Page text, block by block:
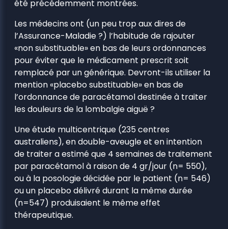
été précédemment montrées.
Les médecins ont (un peu trop aux dires de
l’Assurance-Maladie ?) l’habitude de rajouter
«non substituable» en bas de leurs ordonnances
pour éviter que le médicament prescrit soit
remplacé par un générique. Devront-ils utiliser la
mention «placebo substituable» en bas de
l’ordonnance de paracétamol destinée à traiter
les douleurs de la lombalgie aiguë ?
Une étude multicentrique (235 centres
australiens), en double-aveugle et en intention
de traiter a estimé que 4 semaines de traitement
par paracétamol à raison de 4 gr/jour (n= 550),
ou à la posologie décidée par le patient (n= 546)
ou un placebo délivré durant la même durée
(n=547) produisaient le même effet
thérapeutique.